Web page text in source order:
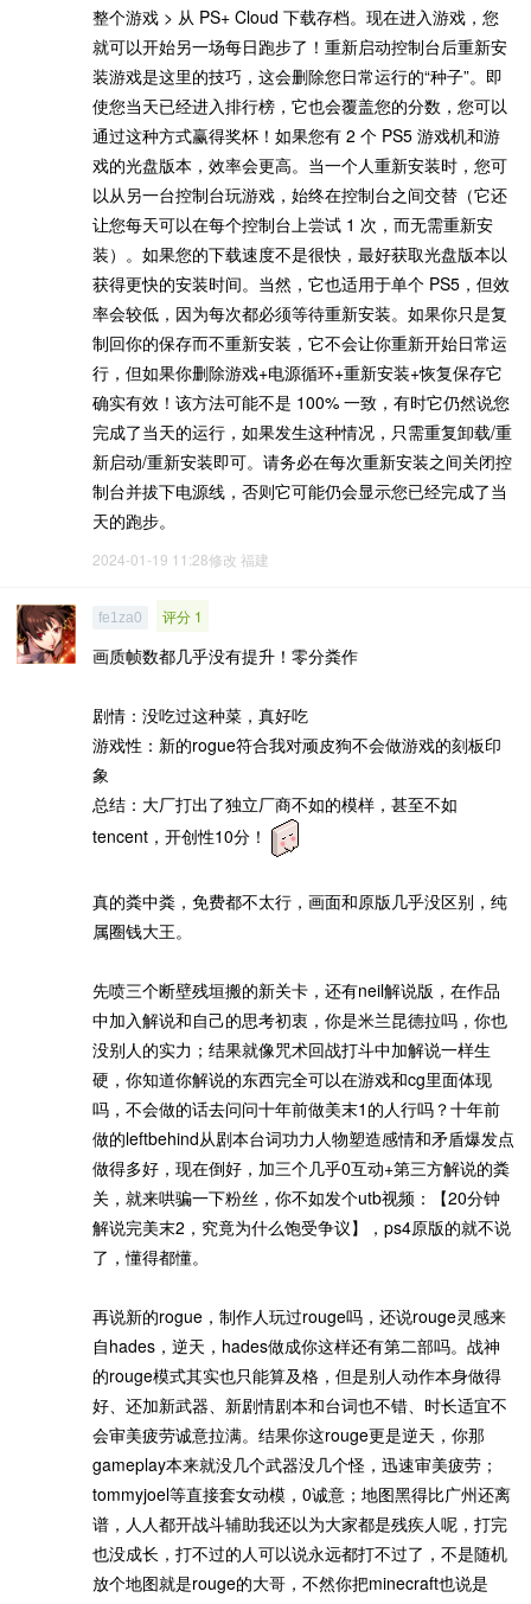
整个游戏 > 从 PS+ Cloud 下载存档。现在进入游戏，您
就可以开始另一场每日跑步了！ 重新启动控制台后重新安
装游戏是这里的技巧，这会删除您日常运行的“种子”。即
使您当天已经进入排行榜，它也会覆盖您的分数，您可以
通过这种方式赢得奖杯！如果您有 2 个 PS5 游戏机和游
戏的光盘版本，效率会更高。当一个人重新安装时，您可
以从另一台控制台玩游戏，始终在控制台之间交替（它还
让您每天可以在每个控制台上尝试 1 次，而无需重新安
装）。如果您的下载速度不是很快，最好获取光盘版本以
获得更快的安装时间。当然，它也适用于单个 PS5，但效
率会较低，因为每次都必须等待重新安装。如果你只是复
制回你的保存而不重新安装，它不会让你重新开始日常运
行，但如果你删除游戏+电源循环+重新安装+恢复保存它
确实有效！该方法可能不是 100% 一致，有时它仍然说您
完成了当天的运行，如果发生这种情况，只需重复卸载/重
新启动/重新安装即可。请务必在每次重新安装之间关闭控
制台并拔下电源线，否则它可能仍会显示您已经完成了当
天的跑步。
2024-01-19 11:28修改 福建
fe1za0 评分 1
画质帧数都几乎没有提升！零分粪作
剧情：没吃过这种菜，真好吃
游戏性：新的rogue符合我对顽皮狗不会做游戏的刻板印
象
总结：大厂打出了独立厂商不如的模样，甚至不如
tencent，开创性10分！
真的粪中粪，免费都不太行，画面和原版几乎没区别，纯
属圈钱大王。
先喷三个断壁残垣搬的新关卡，还有neil解说版，在作品
中加入解说和自己的思考初衷，你是米兰昆德拉吗，你也
没别人的实力；结果就像咒术回战打斗中加解说一样生
硬，你知道你解说的东西完全可以在游戏和cg里面体现
吗，不会做的话去问问十年前做美末1的人行吗？十年前
做的leftbehind从剧本台词功力人物塑造感情和矛盾爆发点
做得多好，现在倒好，加三个几乎0互动+第三方解说的粪
关，就来哄骗一下粉丝，你不如发个utb视频：【20分钟
解说完美末2，究竟为什么饱受争议】，ps4原版的就不说
了，懂得都懂。
再说新的rogue，制作人玩过rouge吗，还说rouge灵感来
自hades，逆天，hades做成你这样还有第二部吗。战神
的rouge模式其实也只能算及格，但是别人动作本身做得
好、还加新武器、新剧情剧本和台词也不错、时长适宜不
会审美疲劳诚意拉满。结果你这rouge更是逆天，你那
gameplay本来就没几个武器没几个怪，迅速审美疲劳；
tommyjoel等直接套女动模，0诚意；地图黑得比广州还离
谱，人人都开战斗辅助我还以为大家都是残疾人呢，打完
也没成长，打不过的人可以说永远都打不过了，不是随机
放个地图就是rouge的大哥，不然你把minecraft也说是